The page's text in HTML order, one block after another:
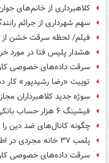
کلاهبرداری از خانم‌های
سهم شهرداری از جرائم
فیلم/ لحظه سرقت خشن از
هشدار پلیس فتا در مورد
سرقت داده‌های خصوصی
توییت «رضا رشیدپور»
سوژه جدید کلاهبرداران
فیشینگ ۶ هزار حساب بانکی توسط نوجوان ۱۴ ساله
چگونه کانال‌های ضد دین
پلمب ۳۷ خانه مجردی در اطراف میدان امام حسین (ع)
سرقت داده‌های خصوصی